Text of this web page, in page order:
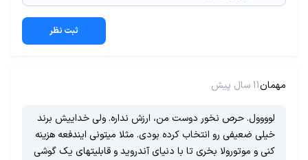
ثبت نظر
مهمان11 سال پیش
لوووول. حرص نخور دوست من، ارزش نداره. ولی خداییش برند
خیلی ضعیفی رو انتخاب کرده بودی. مثلا میتونی ایندفعه هزینه
کنی و موتورولا بخری تا با دنیای آندروید و قابلیتهای یک گوشی